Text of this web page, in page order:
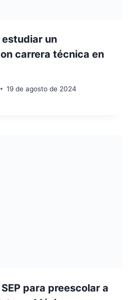
un
carrera técnica en
19 de agosto de 2024
para preescolar a